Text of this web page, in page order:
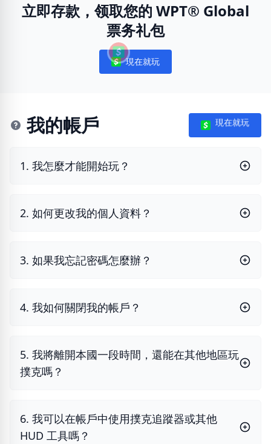
立即存款，领取您的 WPT® Global
票务礼包
Notifications
現在就玩
我的帳戶 現在就玩
1. 我怎麼才能開始玩？
2. 如何更改我的個人資料？
3. 如果我忘記密碼怎麼辦？
4. 我如何關閉我的帳戶？
5. 我將離開本國一段時間，還能在其他地區玩
撲克嗎？
6. 我可以在帳戶中使用撲克追蹤器或其他
HUD 工具嗎？